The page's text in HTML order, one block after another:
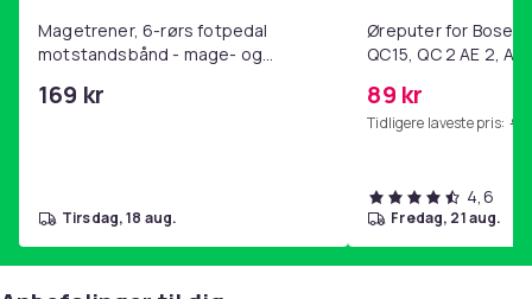
forekomme feil.
Svart, Rød
Artikkel nr.
Magetrener, 6-rørs fotpedal
motstandsbånd - mage- og
hjemmegymnastikk Purple
169 kr
tirsdag, 18 aug.
Øreputer for Bose
QC15, QC 2 AE 2, AE
89 kr
Tidligere laveste pris: 99
4,6
fredag, 21 aug.